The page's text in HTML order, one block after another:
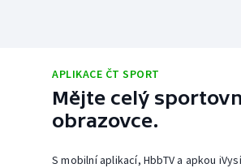
APLIKACE ČT SPORT
Mějte celý
obrazovce.
S mobilní aplikací, HbbTV a apkou